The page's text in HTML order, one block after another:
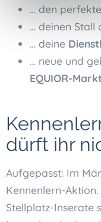
… den
… deinen Stall
… deine
… neue und
EQUIOR-
dürft ihr
Aufgepasst: Im
Kennenlern-
Stellplatz-Inserate